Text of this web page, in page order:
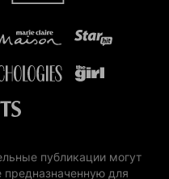
публикации могут
для